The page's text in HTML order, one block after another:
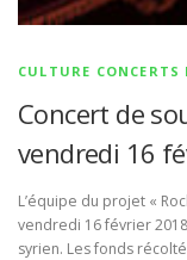
CULTURE CONCERTS
Concert de
vendredi 16
L’équipe du projet «
vendredi 16 février
syrien. Les fonds